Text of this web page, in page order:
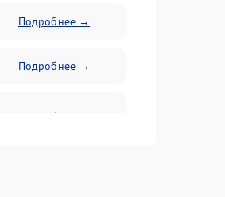
Подробнее →
Подробнее →
Подробнее →